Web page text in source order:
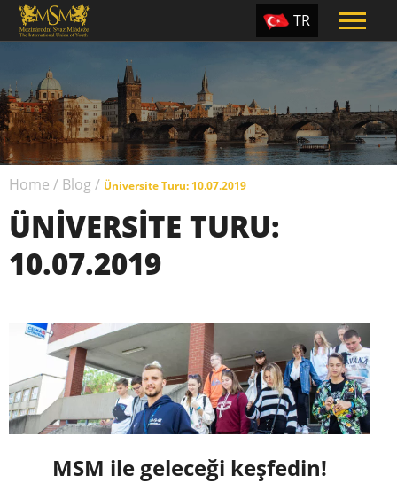
TR
PT
UA
Home / Blog / Üniversite Turu: 10.07.2019
ÜNIVERSITE TURU:
10.07.2019
MSM ile geleceği keşfedin!